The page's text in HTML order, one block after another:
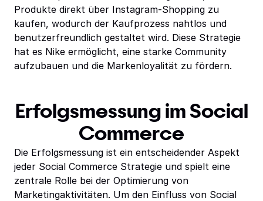
Produkte direkt über Instagram-Shopping zu
kaufen, wodurch der Kaufprozess nahtlos und
benutzerfreundlich gestaltet wird. Diese Strategie
hat es Nike ermöglicht, eine starke Community
aufzubauen und die Markenloyalität zu fördern.
Erfolgsmessung im Social
Commerce
Die Erfolgsmessung ist ein entscheidender Aspekt
jeder Social Commerce Strategie und spielt eine
zentrale Rolle bei der Optimierung von
Marketingaktivitäten. Um den Einfluss von Social